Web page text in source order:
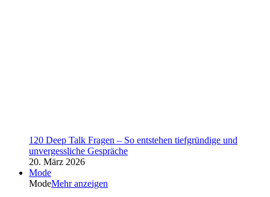
120 Deep Talk Fragen – So entstehen tiefgründige und
unvergessliche Gespräche
20. März 2026
Mode
ModeMehr anzeigen